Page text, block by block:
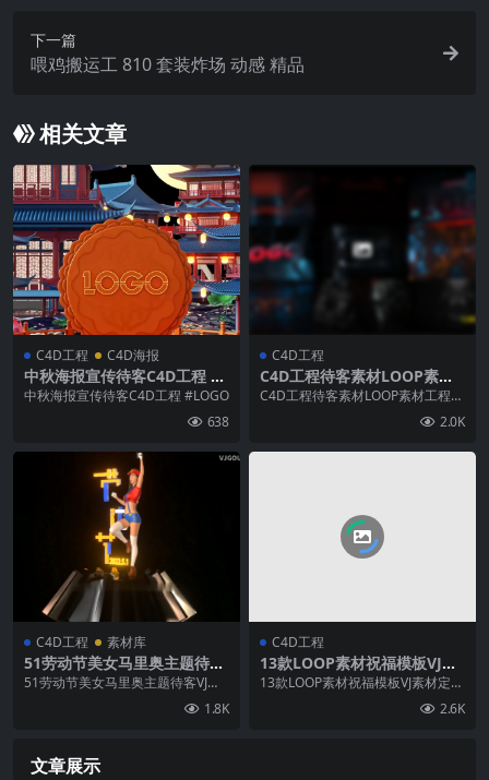
下一篇
喂鸡搬运工 810 套装炸场 动感 精品
相关文章
C4D工程 C4D海报
中秋海报宣传待客C4D工程 #L
OGO
中秋海报宣传待客C4D工程 #LOGO
638
C4D工程
C4D工程待客素材LOOP素材
工程开团TAO第五期
C4D工程待客素材LOOP素材工程开
2.0K
C4D工程 素材库
51劳动节美女马里奥主题待客
VJ素材
51劳动节美女马里奥主题待客VJ素
1.8K
C4D工程
13款LOOP素材祝福模板VJ素
材定制素材酒吧素材
13款LOOP素材祝福模板VJ素材定制
2.6K
文章展示